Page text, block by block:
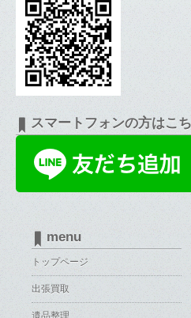
スマートフォンの方はこ
menu
トップページ
出張買取
遺品整理